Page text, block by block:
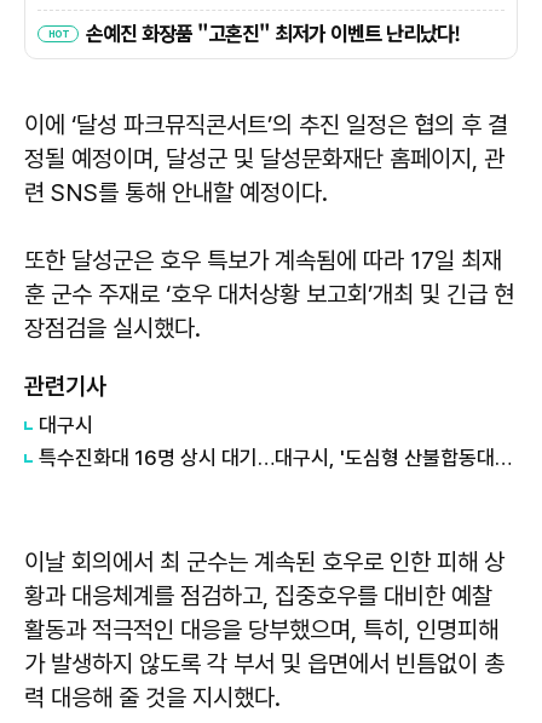
이에 ‘달성 파크뮤직콘서트’의 추진 일정은 협의 후 결
정될 예정이며, 달성군 및 달성문화재단 홈페이지, 관
련 SNS를 통해 안내할 예정이다.
또한 달성군은 호우 특보가 계속됨에 따라 17일 최재
훈 군수 주재로 ‘호우 대처상황 보고회’개최 및 긴급 현
장점검을 실시했다.
관련기사
대구시
특수진화대 16명 상시 대기…대구시, '도심형 산불합동대응센터 11월' 가동
이날 회의에서 최 군수는 계속된 호우로 인한 피해 상
황과 대응체계를 점검하고, 집중호우를 대비한 예찰
활동과 적극적인 대응을 당부했으며, 특히, 인명피해
가 발생하지 않도록 각 부서 및 읍면에서 빈틈없이 총
력 대응해 줄 것을 지시했다.